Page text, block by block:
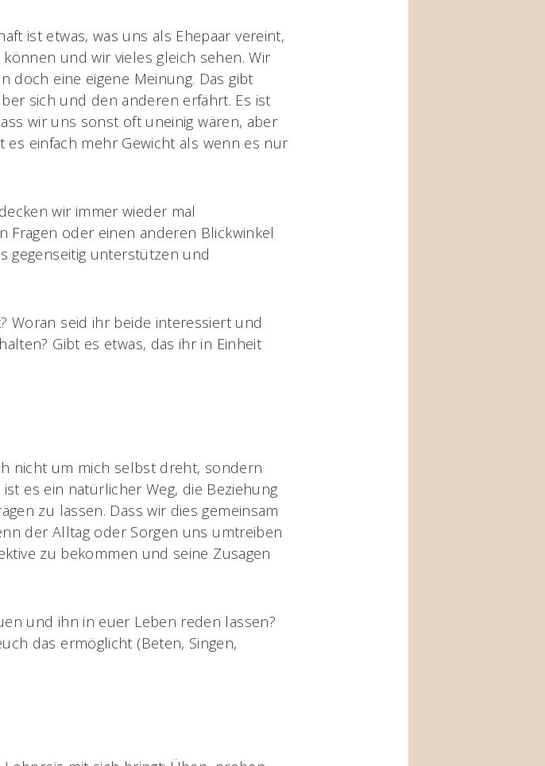
ist etwas, was uns als Ehepaar vereint,
und wir vieles gleich sehen. Wir
doch eine eigene Meinung. Das gibt
sich und den anderen erfährt. Es ist
wir uns sonst oft uneinig wären, aber
es einfach mehr Gewicht als wenn es nur
wir immer wieder mal
oder einen anderen Blickwinkel
gegenseitig unterstützen und
Woran seid ihr beide interessiert und
Gibt es etwas, das ihr in Einheit
nicht um mich selbst dreht, sondern
es ein natürlicher Weg, die Beziehung
zu lassen. Dass wir dies gemeinsam
der Alltag oder Sorgen uns umtreiben
zu bekommen und seine Zusagen
und ihn in euer Leben reden lassen?
das ermöglicht (Beten, Singen,